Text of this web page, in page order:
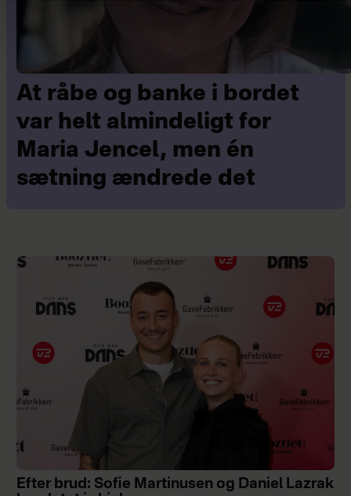
At råbe og banke i bordet
var helt almindeligt for
Maria Jencel, men én
sætning ændrede det
Efter brud: Sofie Martinusen og Daniel Lazrak